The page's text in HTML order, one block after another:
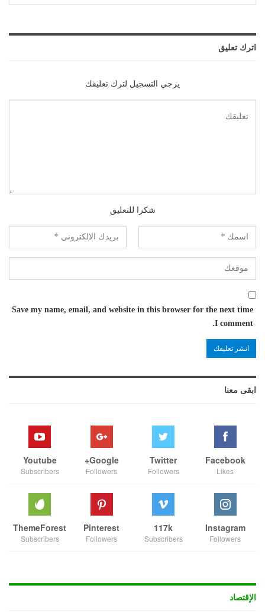
اترك تعليق
يرجي التسجيل لترك تعليقك
شكرا للتعليق
Save my name, email, and website in this browser for the next time
I comment.
ابقى معنا
Facebook
Likes
Twitter
Followers
Google+
Followers
Youtube
Subscribers
Instagram
Followers
117k
Subscribers
Pinterest
Followers
ThemeForest
Subscribers
الإقتصاد